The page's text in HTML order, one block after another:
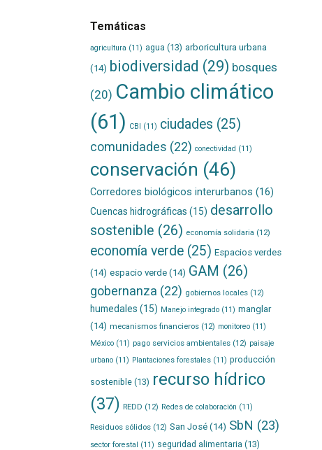
Temáticas
agricultura (11) agua (13) arboricultura urbana
(14) biodiversidad (29) bosques
(20) Cambio climático
(61) CBI (11) ciudades (25)
comunidades (22) conectividad (11)
conservación (46)
Corredores biológicos interurbanos (16)
Cuencas hidrográficas (15) desarrollo
sostenible (26) economía solidaria (12)
economía verde(25) Espacios verdes
(14) espacio verde(14) GAM (26)
gobernanza (22) gobiernos locales(12)
humedales (15) Manejo integrado(11) manglar
(14) mecanismos financieros(12) monitoreo(11)
México(11) pago servicios ambientales(12) paisaje
urbano(11) Plantaciones forestales(11) producción
sostenible(13) recurso hídrico
(37) REDD (12) Redes de colaboración (11)
Residuos sólidos(12) San José(14) SbN (23)
sector forestal (11) seguridad alimentaria (13)